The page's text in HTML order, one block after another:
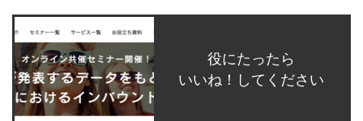
役にたったら
いいね！してください